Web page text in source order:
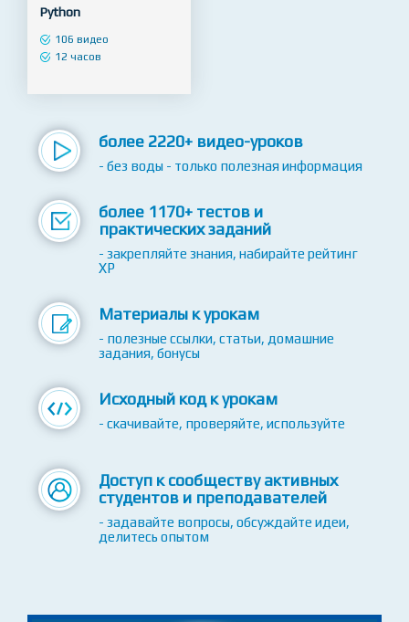
Python
106 видео
12 часов
более 2220+ видео-уроков
- без воды - только полезная информация
более 1170+ тестов и
практических заданий
- закрепляйте знания, набирайте рейтинг
XP
Материалы к урокам
- полезные ссылки, статьи, домашние
задания, бонусы
Исходный код к урокам
- скачивайте, проверяйте, используйте
Доступ к сообществу активных
студентов и преподавателей
- задавайте вопросы, обсуждайте идеи,
делитесь опытом